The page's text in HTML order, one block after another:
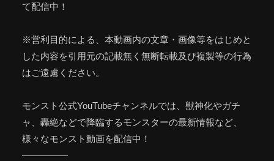
て配信中！
※営利目的による、本動画内の文章・画像等をはじめと
した内容を引用元の記載無く無断転載及び複製等の行為
はご遠慮ください。
モンスト公式YouTubeチャンネルでは、獣神化やガチ
ャ、轟絶などで降臨するモンスターの最新情報など、
様々なモンスト動画を配信中！
—————